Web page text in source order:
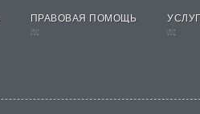
ПРАВОВАЯ ПОМОЩЬ
nt
nt